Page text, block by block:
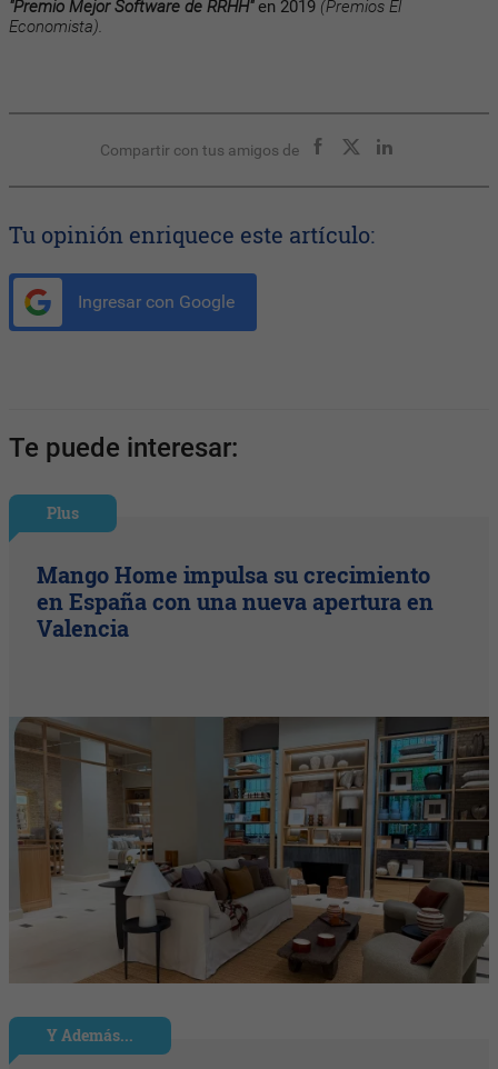
"Premio Mejor Software de RRHH"en 2019 (Premios El
Economista).
Compartir con tus amigos de
Tu opinión enriquece este artículo:
Ingresar con Google
Te puede interesar:
Plus
Mango Home impulsa su crecimiento
en España con una nueva apertura en
Valencia
Y Además...